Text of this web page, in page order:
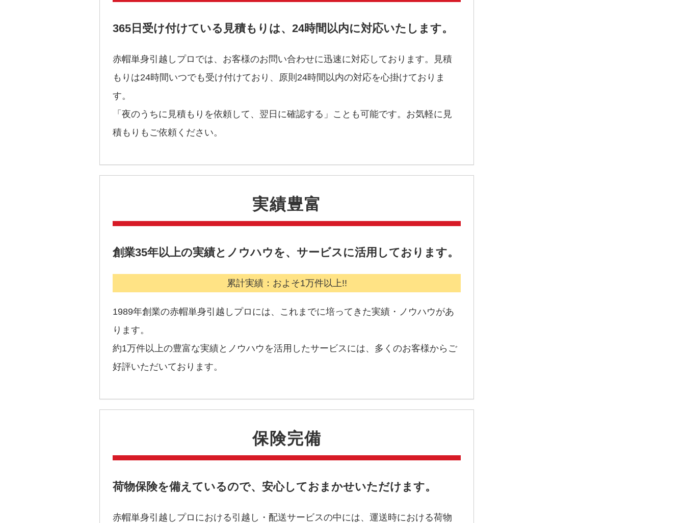
365日受け付けている見積もりは、24時間以内に対応いたします。
赤帽単身引越しプロでは、お客様のお問い合わせに迅速に対応しております。見積
もりは24時間いつでも受け付けており、原則24時間以内の対応を心掛けておりま
す。
「夜のうちに見積もりを依頼して、翌日に確認する」ことも可能です。お気軽に見
積もりもご依頼ください。
実績豊富
創業35年以上の実績とノウハウを、サービスに活用しております。
累計実績：およそ1万件以上!!
1989年創業の赤帽単身引越しプロには、これまでに培ってきた実績・ノウハウがあ
ります。
約1万件以上の豊富な実績とノウハウを活用したサービスには、多くのお客様からご
好評いただいております。
保険完備
荷物保険を備えているので、安心しておまかせいただけます。
赤帽単身引越しプロにおける引越し・配送サービスの中には、運送時における荷物